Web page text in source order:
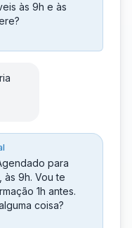
às 9h e às
para
às 9h. Vou te
1h antes.
coisa?